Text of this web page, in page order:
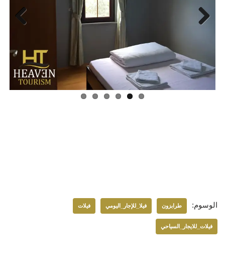
الوسوم: طرابزون فيلا_للإجار_اليومي فيلات
فيلات_للايجار_السياحي